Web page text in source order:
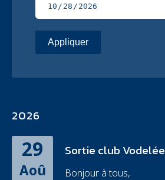
2026
29
Aoû
Sortie club Vodelée
Bonjour à tous,